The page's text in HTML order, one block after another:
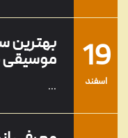
19
اسفند
بهترین
...